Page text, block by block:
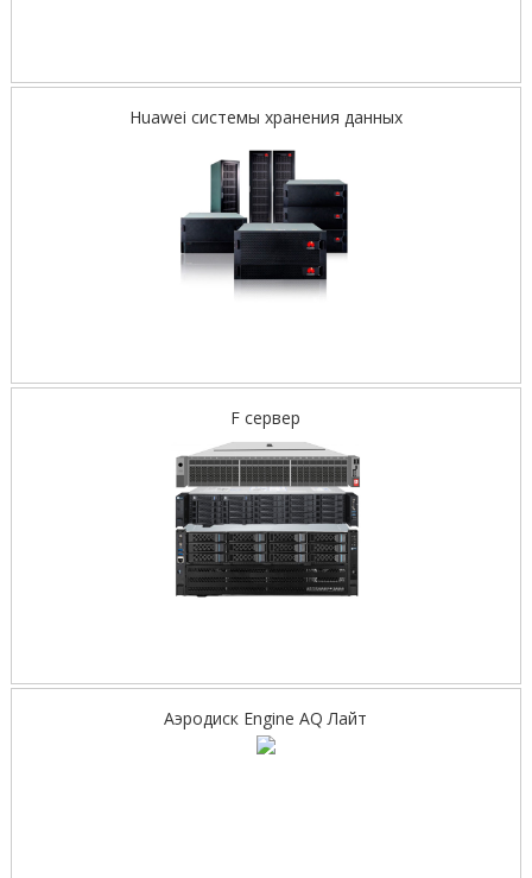
Huawei системы хранения данных
F сервер
Аэродиск Engine AQ Лайт